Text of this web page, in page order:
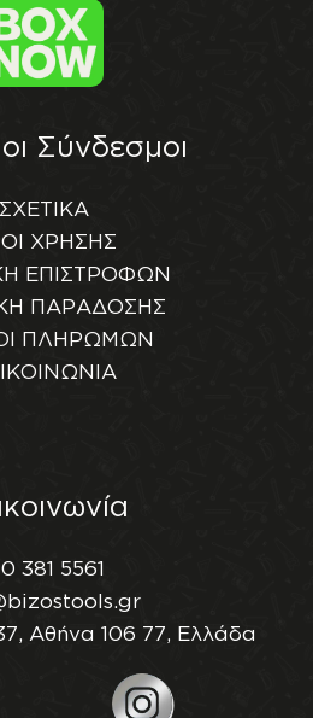
Σύνδεσμοι
ΣΧΕΤΙΚΑ
ΧΡΗΣΗΣ
ΕΠΙΣΤΡΟΦΩΝ
ΠΑΡΑΔΟΣΗΣ
ΠΛΗΡΩΜΩΝ
381 5561
Αθήνα 106 77, Ελλάδα